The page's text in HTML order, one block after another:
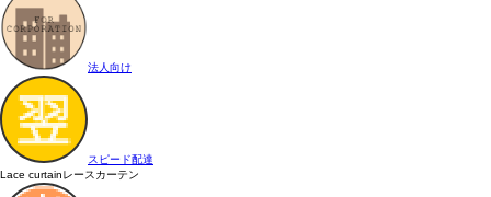
法人向け
スピード配達
Lace curtainレースカーテン